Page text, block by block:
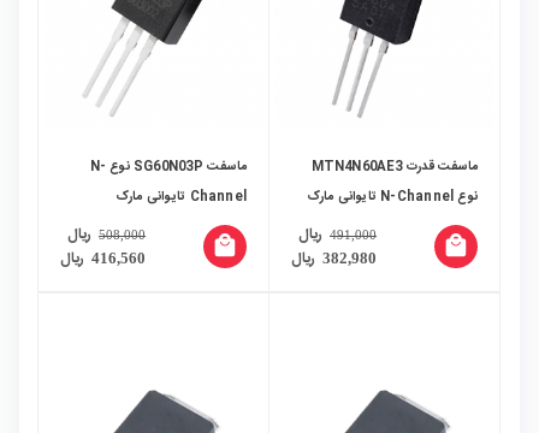
ماسفت قدرت MTN4N60AE3
نوع N-Channel تایوانی مارک
CYStek پکیج TO-220FP
382,980 ریال
491,000 ریال local_mall
ماسفت SG60N03P نوع N-
Channel تایوانی مارک
SiliconGear پکیج TO-220
416,560 ریال
508,000 ریال local_mall